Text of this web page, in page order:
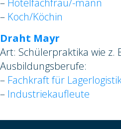
– Hotelfachfrau/-mann
– Koch/Köchin
Draht Mayr
Art: Schülerpraktika wie z.
Ausbildungsberufe:
– Fachkraft für
– Industriekaufleute